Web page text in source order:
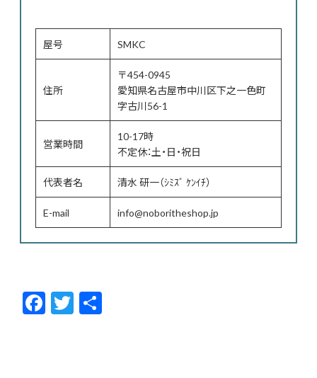
屋号 SMKC
住所
〒454-0945
愛知県名古屋市中川区下之一色町
字古川56-1
営業時間
10-17時
不定休：土・日・祝日
代表者名 清水 研一（ｼﾐｽﾞ ｹﾝｲﾁ）
E-mail info@noboritheshop.jp
F
ac
T
w